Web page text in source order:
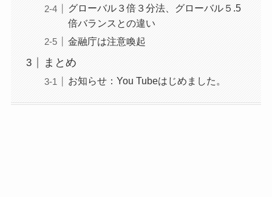
グローバル３倍３分法、グローバル５.5
倍バランスとの違い
金融庁は注意喚起
まとめ
お知らせ：You Tubeはじめました。